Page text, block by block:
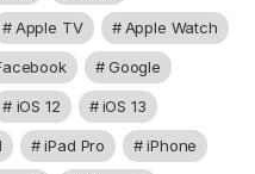
Apple TV Apple Watch
Google
iOS 12 iOS 13
iPad Pro iPhone